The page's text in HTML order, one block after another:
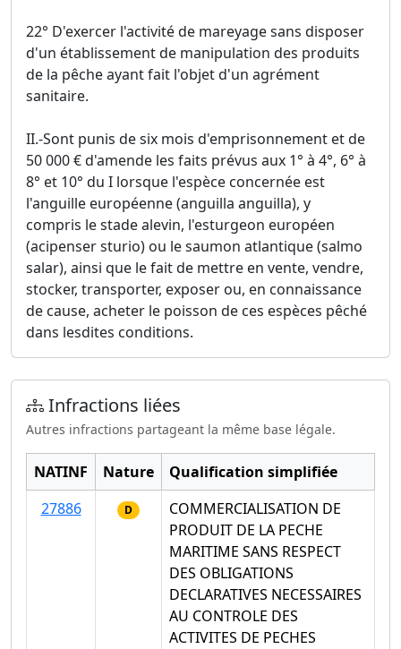
22° D'exercer l'activité de mareyage sans disposer
d'un établissement de manipulation des produits
de la pêche ayant fait l'objet d'un agrément
sanitaire.
II.-Sont punis de six mois d'emprisonnement et de
50 000 € d'amende les faits prévus aux 1° à 4°, 6° à
8° et 10° du I lorsque l'espèce concernée est
l'anguille européenne (anguilla anguilla), y
compris le stade alevin, l'esturgeon européen
(acipenser sturio) ou le saumon atlantique (salmo
salar), ainsi que le fait de mettre en vente, vendre,
stocker, transporter, exposer ou, en connaissance
de cause, acheter le poisson de ces espèces pêché
dans lesdites conditions.
Infractions liées
Autres infractions partageant la même base légale.
NATINF Nature
Qualification simplifiée
27886
D
COMMERCIALISATION DE
PRODUIT DE LA PECHE
MARITIME SANS RESPECT
DES OBLIGATIONS
DECLARATIVES NECESSAIRES
AU CONTROLE DES
ACTIVITES DE PECHES